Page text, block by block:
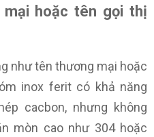
hoặc tên gọi thị
như tên thương mại hoặc
inox ferit có khả năng
cacbon, nhưng không
mòn cao như 304 hoặc